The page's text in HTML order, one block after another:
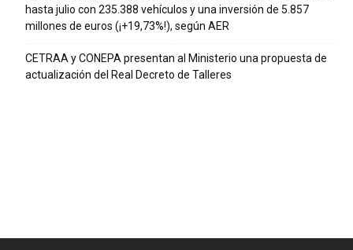
hasta julio con 235.388 vehículos y una inversión de 5.857
millones de euros (¡+19,73%!), según AER
CETRAA y CONEPA presentan al Ministerio una propuesta de
actualización del Real Decreto de Talleres